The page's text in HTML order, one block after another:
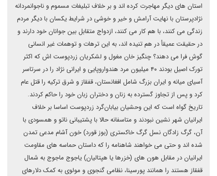
استان های دیگر مهاجرت کرده اند و بر خلاف تبلیغات مسموم و ناجوانمردانه
نژادپرستان با نهایت آرامش و خیر و خوشی در شرایط یکسان با دیگر مردم
زندگی می کنند، با هم کار می کنند، ازدواج متقابل بین جوانان خود دارند و
در حقیقت عمیقأ در هم تنیده اند، به این ترهات و توهمات غیر انسانی
گوش فرا می دهند؟ چنگیز خان مغول و لشکریان زردپوست اش که اکثر
تورک اصیل بودند ۴۰ میلیون مرد هندواروپایی و ایرانی نژاد را در سرتاسر
آسیای میانه و ایران بزرگ شامل افغانستان، قفقاز و شرق ترکیه را قتل عام
کرد و پس از تجاوز گسترده به زنان و دختران زبان خود را حاکم کردند.
تاریخ گواه است که این وحشیان بیابان‌گرد زردپوست اساسا بر خلاف
ایرانیان شهر نشین نبودند و متاسفانه حالا با پشتیبانی ناتو و همسودی با
آن، گرگ زادگان نسل گرگ خاکستری (بوز قورد) خون آشام مدعی تمدن
شده اند و حتی می خواهند شاهنامه را که داستان حماسه های مقاومت
ایرانیان در مقابل هون های (خزرها یا هپتالیان) یاجوج ماجوج به شمال
قفقاز هستند را همانند پورسینا، نظامی گنجوی و مولوی به کمک دلارهای